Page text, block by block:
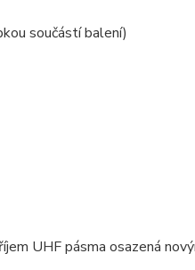
součástí balení)
UHF pásma osazená